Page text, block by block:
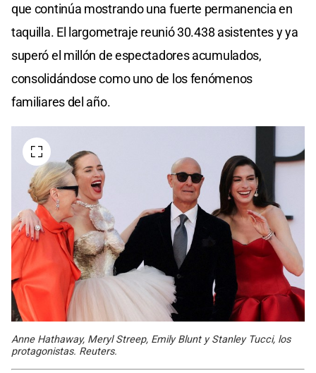
que continúa mostrando una fuerte permanencia en
taquilla. El largometraje reunió 30.438 asistentes y ya
superó el millón de espectadores acumulados,
consolidándose como uno de los fenómenos
familiares del año.
Anne Hathaway, Meryl Streep, Emily Blunt y Stanley Tucci, los
protagonistas. Reuters.